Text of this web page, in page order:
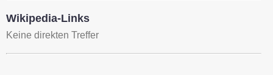
Wikipedia-Links
Keine direkten Treffer